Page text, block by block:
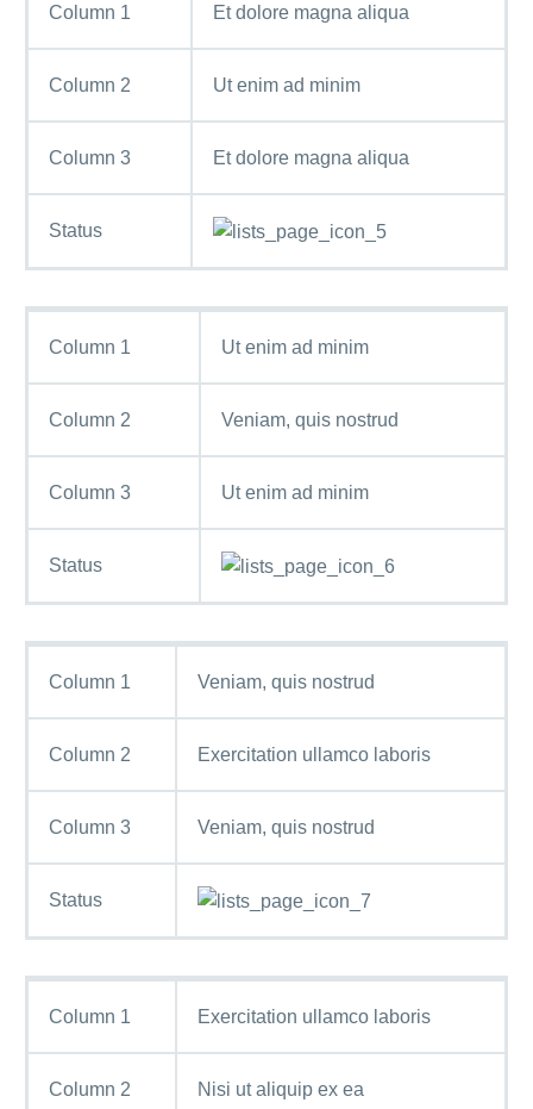
Column 1 Et dolore magna aliqua
Column 2 Ut enim ad minim
Column 3 Et dolore magna aliqua
Status
Column 1 Ut enim ad minim
Column 2 Veniam, quis nostrud
Column 3 Ut enim ad minim
Status
Column 1 Veniam, quis nostrud
Column 2 Exercitation ullamco laboris
Column 3 Veniam, quis nostrud
Status
Column 1 Exercitation ullamco laboris
Column 2 Nisi ut aliquip ex ea